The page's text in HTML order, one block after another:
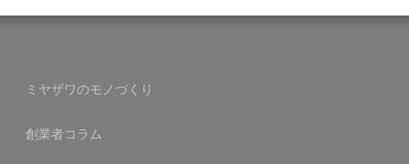
ミヤザワのモノづくり
創業者コラム